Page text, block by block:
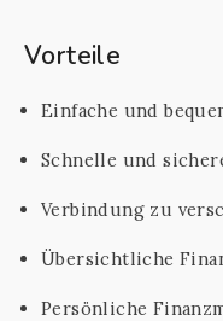
Vorteile
Einfache und
Schnelle und
Verbindung zu
Übersichtliche
Persönliche